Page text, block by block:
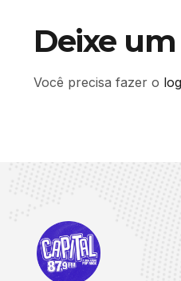
Deixe
Você precisa fazer o